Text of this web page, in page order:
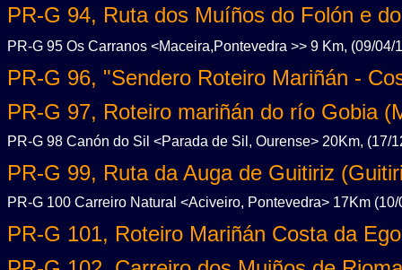
PR-G 94, Ruta dos Muíños do Folón e
PR-G 95 Os Carranos <Maceira,Pontevedra >> 9 Km, (09/04/
PR-G 96, "Sendero Roteiro Mariñán -
PR-G 97, Roteiro mariñán do río Gobia
PR-G 98 Canón do Sil <Parada de Sil, Ourense> 20Km, (17/
PR-G 99, Ruta da Auga de Guitiriz
PR-G 100 Carreiro Natural <Aciveiro, Pontevedra> 17Km (10/
PR-G 101, Roteiro Mariñán Costa da